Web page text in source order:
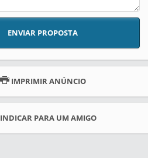
ENVIAR PROPOSTA
IMPRIMIR ANÚNCIO
INDICAR PARA UM AMIGO